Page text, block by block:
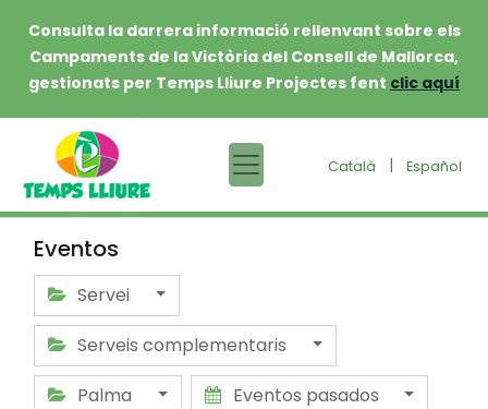
Consulta la darrera informació rellenvant sobre els
Campaments de la Victòria del Consell de Mallorca,
gestionats per Temps Lliure Projectes fent clic aquí
Català | Español
Eventos
Servei
Serveis complementaris
Palma
Eventos pasados